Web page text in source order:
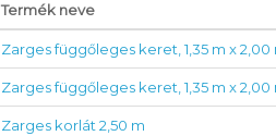
Termék neve
Zarges függőleges keret, 1,35 m x 2,00
Zarges függőleges keret, 1,35 m x
Zarges korlát 2,50 m